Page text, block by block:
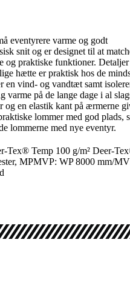
eventyrere varme og godt
snit og er designet til at
og praktiske funktioner.
hætte er praktisk hos de
en vind- og vandtæt samt
varme på de lange dage i al
og en elastik kant på ærmerne
lommer med god plads,
lommerne med nye eventyr.
Tex® Temp 100 g/m² Deer-
MPMVP: WP 8000 mm/